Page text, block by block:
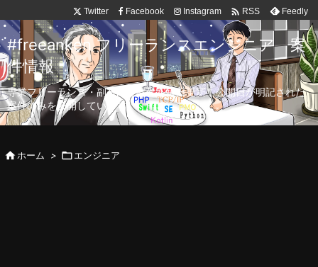
Twitter Facebook Instagram  RSS Feedly
#freeanken フリーランスエンジニア 案
件情報
専業フリーランス・副業向け案件を毎日更新！公開日が明記された
案件のみを公開しています。
ホーム > エンジニア